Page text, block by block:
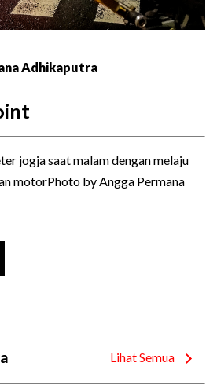
Adhikaputra
jogja saat malam dengan melaju
motorPhoto by Angga Permana
Lihat Semua